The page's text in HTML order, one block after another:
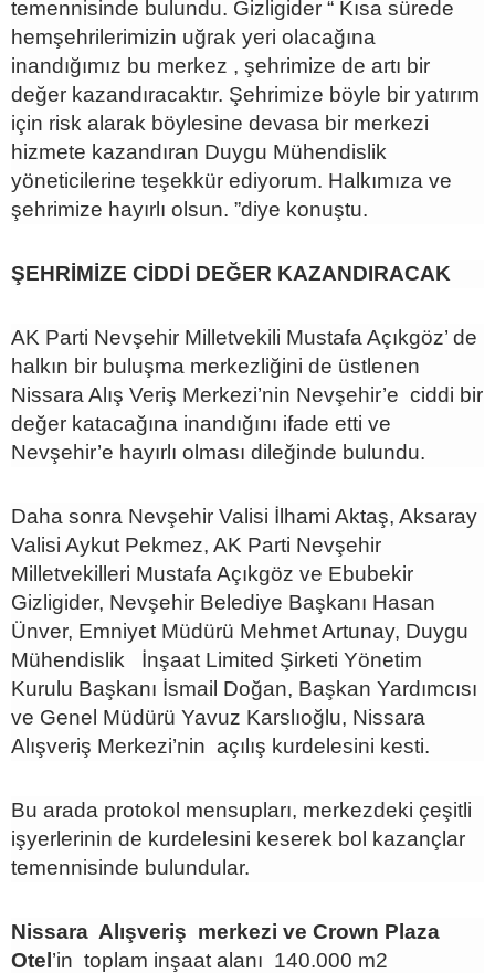
temennisinde bulundu. Gizligider “ Kısa sürede
hemşehrilerimizin uğrak yeri olacağına
inandığımız bu merkez , şehrimize de artı bir
değer kazandıracaktır. Şehrimize böyle bir yatırım
için risk alarak böylesine devasa bir merkezi
hizmete kazandıran Duygu Mühendislik
yöneticilerine teşekkür ediyorum. Halkımıza ve
şehrimize hayırlı olsun. ”diye konuştu.
ŞEHRİMİZE CİDDİ DEĞER KAZANDIRACAK
AK Parti Nevşehir Milletvekili Mustafa Açıkgöz’ de
halkın bir buluşma merkezliğini de üstlenen
Nissara Alış Veriş Merkezi’nin Nevşehir’e ciddi bir
değer katacağına inandığını ifade etti ve
Nevşehir’e hayırlı olması dileğinde bulundu.
Daha sonra Nevşehir Valisi İlhami Aktaş, Aksaray
Valisi Aykut Pekmez, AK Parti Nevşehir
Milletvekilleri Mustafa Açıkgöz ve Ebubekir
Gizligider, Nevşehir Belediye Başkanı Hasan
Ünver, Emniyet Müdürü Mehmet Artunay, Duygu
Mühendislik İnşaat Limited Şirketi Yönetim
Kurulu Başkanı İsmail Doğan, Başkan Yardımcısı
ve Genel Müdürü Yavuz Karslıoğlu, Nissara
Alışveriş Merkezi’nin açılış kurdelesini kesti.
Bu arada protokol mensupları, merkezdeki çeşitli
işyerlerinin de kurdelesini keserek bol kazançlar
temennisinde bulundular.
Nissara Alışveriş merkezi ve Crown Plaza
Otel ’in toplam inşaat alanı 140.000 m2